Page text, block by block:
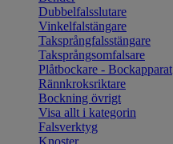
Dubbelfalsslutare
Vinkelfalstängare
Taksprångfalsstängare
Taksprångsomfalsare
Plåtbockare - Bockapparat
Rännkroksriktare
Bockning övrigt
Visa allt i kategorin
Falsverktyg
Knoster